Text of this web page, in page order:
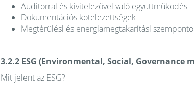
Auditorral és kivitelezővel való együttműködés
Dokumentációs kötelezettségek
Megtérülési és energiamegtakarítási
3.2.2 ESG (Environmental, Social, Governance
Mit jelent az ESG?